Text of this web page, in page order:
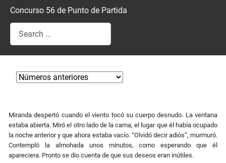
Concurso 56 de Punto de Partida
Search
Miranda despertó cuando el viento tocó su cuerpo desnudo. La ventana
estaba abierta. Miró el otro lado de la cama, el lugar que él había ocupado
la noche anterior y que ahora estaba vacío. “Olvidó decir adiós”, murmuró.
Contempló la almohada unos minutos, como esperando que él
apareciera. Pronto se dio cuenta de que sus deseos eran inútiles.